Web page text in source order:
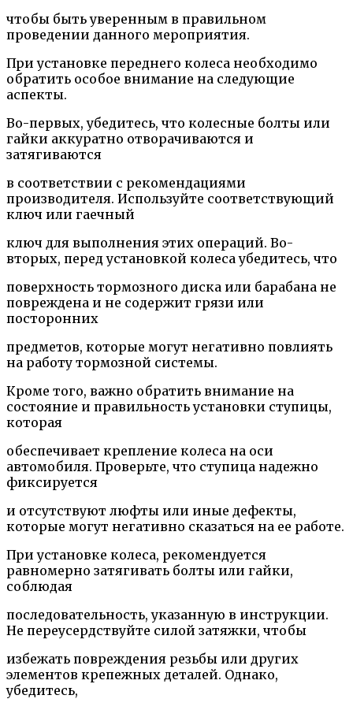
чтобы быть уверенным в правильном
проведении данного мероприятия.
При установке переднего колеса необходимо
обратить особое внимание на следующие
аспекты.
Во-первых, убедитесь, что колесные болты или
гайки аккуратно отворачиваются и
затягиваются
в соответствии с рекомендациями
производителя. Используйте соответствующий
ключ или гаечный
ключ для выполнения этих операций. Во-
вторых, перед установкой колеса убедитесь, что
поверхность тормозного диска или барабана не
повреждена и не содержит грязи или
посторонних
предметов, которые могут негативно повлиять
на работу тормозной системы.
Кроме того, важно обратить внимание на
состояние и правильность установки ступицы,
которая
обеспечивает крепление колеса на оси
автомобиля. Проверьте, что ступица надежно
фиксируется
и отсутствуют люфты или иные дефекты,
которые могут негативно сказаться на ее работе.
При установке колеса, рекомендуется
равномерно затягивать болты или гайки,
соблюдая
последовательность, указанную в инструкции.
Не переусердствуйте силой затяжки, чтобы
избежать повреждения резьбы или других
элементов крепежных деталей. Однако,
убедитесь,